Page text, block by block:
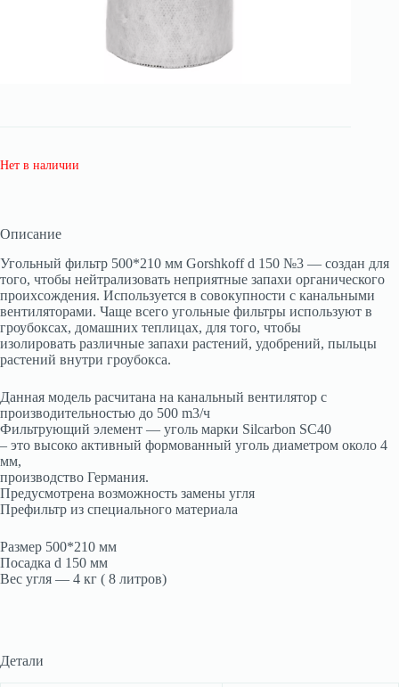
Нет в наличии
Описание
Угольный фильтр 500*210 мм Gorshkoff d 150 №3 — создан для
того, чтобы нейтрализовать неприятные запахи органического
проихсождения. Используется в совокупности с канальными
вентиляторами. Чаще всего угольные фильтры используют в
гроубоксах, домашних теплицах, для того, чтобы
изолировать различные запахи растений, удобрений, пыльцы
растений внутри гроубокса.
Данная модель расчитана на канальный вентилятор с
производительностью до 500 m3/ч
Фильтрующий элемент — уголь марки Silсarbon SC40
– это высоко активный формованный уголь диаметром около 4
мм,
производство Германия.
Предусмотрена возможность замены угля
Префильтр из специального материала
Размер 500*210 мм
Посадка d 150 мм
Вес угля — 4 кг ( 8 литров)
Детали